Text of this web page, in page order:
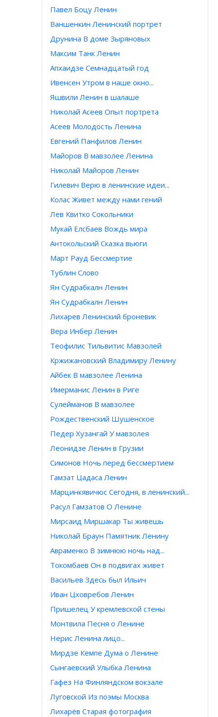
Павел Боцу Ленин
Ваншенкин Ленинский портрет
Друнина В доме Зыряновых
Максим Танк Ленин
Апхаидзе Семнадцатый год
Ивенсен Утром в наше окно...
Яшвили Ленин в шалаше
Николай Асеев Опыт портрета
Асеев Молодость Ленина
Евгений Панфилов Ленин
Майоров В мавзолее Ленина
Николай Майоров Ленин
Гилевич Верю в ленинские идеи...
Колас Живет между нами гений
Лев Квитко Сокольники
Мукай Елсбаев Вождь мира
Антокольский Сказка вьюги
Март Рауд Бессмертие
Тублин Слово
Ян Судрабкалн Ленин
Ян Судрабкалн Ленин
Лихарев Ленинский броневик
Вера Инбер Ленин
Теофилис Тильвитис Мавзолей
Кржижановский Владимиру Ленину
Айбек В мавзолее Ленина
Имерманис Ленин в Риге
Сулейманов В мавзолее
Рождественский Шушенское
Педер Хузангай У мавзолея
Леонидзе Ленин в Грузии
Симонов Ночь перед бессмертием
Гамзат Цадаса Ленин
Марцинкявичюс Сегодня, в ленинский...
Расул Гамзатов О Ленине
Мирсаид Миршакар Ты живешь
Николай Браун Памятник Ленину
Авраменко В зимнюю ночь над...
Токомбаев Он в подвигах живет
Васильев Здесь был Ильич
Иван Цховребов Ленин
Пришелец У кремлевской стены
Монтвила Песня о Ленине
Нерис Ленина лицо...
Мирдзе Кемпе Дума о Ленине
Сынгаевский Улыбка Ленина
Гафез На Финляндском вокзале
Луговской Из поэмы Москва
Лихарёв Старая фотография